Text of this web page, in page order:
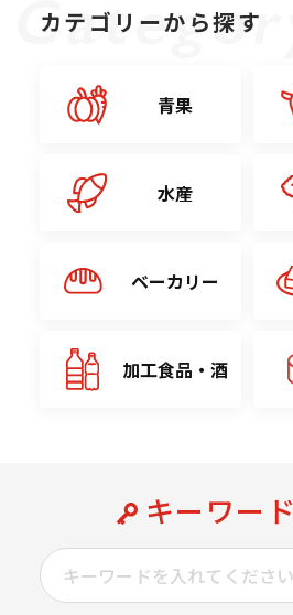
カテゴリーから探す
青果
水産
ベーカリー
加工食品・酒
キーワード